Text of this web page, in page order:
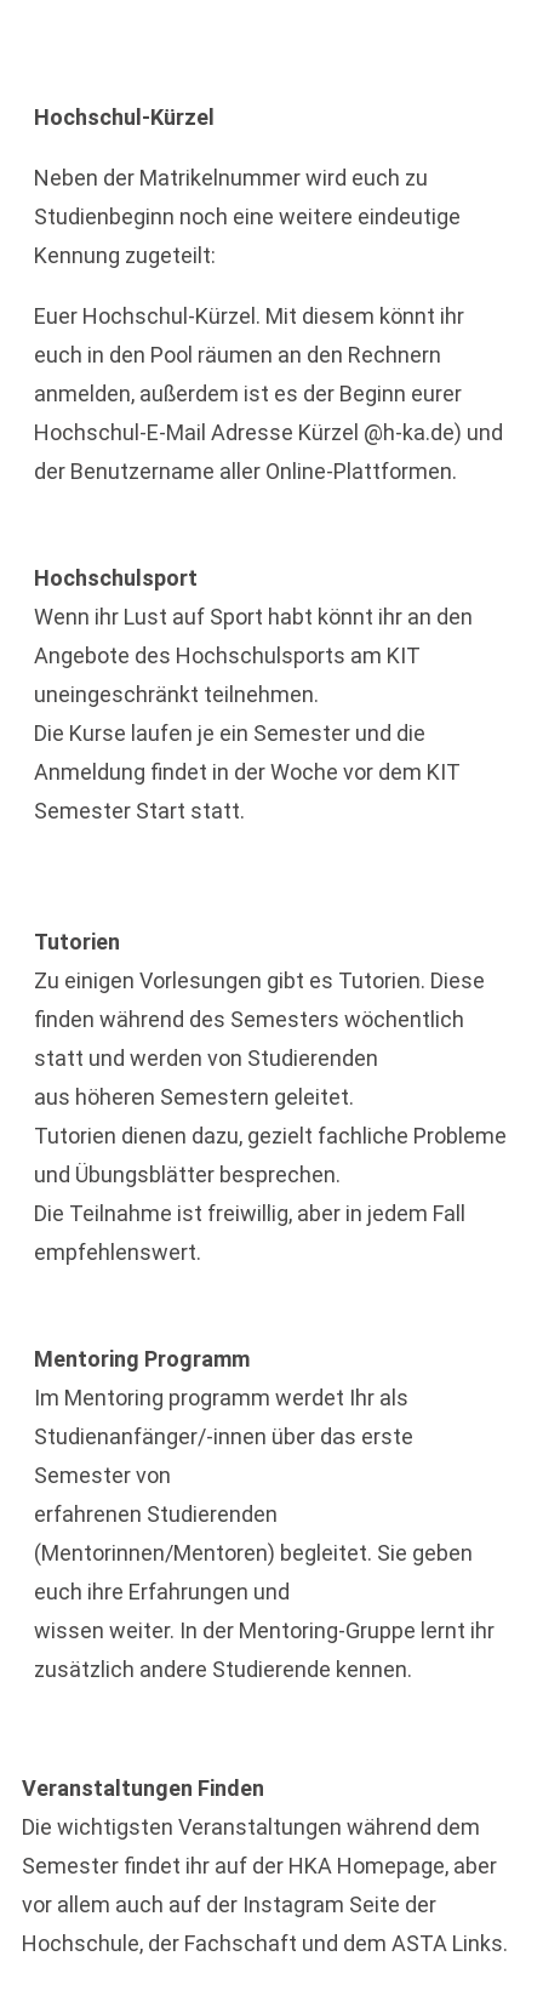
Hochschul-Kürzel
Neben der Matrikelnummer wird euch zu
Studienbeginn noch eine weitere eindeutige
Kennung zugeteilt:
Euer Hochschul-Kürzel. Mit diesem könnt ihr
euch in den Pool räumen an den Rechnern
anmelden, außerdem ist es der Beginn eurer
Hochschul-E-Mail Adresse Kürzel @h-ka.de) und
der Benutzername aller Online-Plattformen.
Hochschulsport
Wenn ihr Lust auf Sport habt könnt ihr an den
Angebote des Hochschulsports am KIT
uneingeschränkt teilnehmen.
Die Kurse laufen je ein Semester und die
Anmeldung findet in der Woche vor dem KIT
Semester Start statt.
Tutorien
Zu einigen Vorlesungen gibt es Tutorien. Diese
finden während des Semesters wöchentlich
statt und werden von Studierenden
aus höheren Semestern geleitet.
Tutorien dienen dazu, gezielt fachliche Probleme
und Übungsblätter besprechen.
Die Teilnahme ist freiwillig, aber in jedem Fall
empfehlenswert.
Mentoring Programm
Im Mentoring programm werdet Ihr als
Studienanfänger/-innen über das erste
Semester von
erfahrenen Studierenden
(Mentorinnen/Mentoren) begleitet. Sie geben
euch ihre Erfahrungen und
wissen weiter. In der Mentoring-Gruppe lernt ihr
zusätzlich andere Studierende kennen.
Veranstaltungen Finden
Die wichtigsten Veranstaltungen während dem
Semester findet ihr auf der HKA Homepage, aber
vor allem auch auf der Instagram Seite der
Hochschule, der Fachschaft und dem ASTA Links.